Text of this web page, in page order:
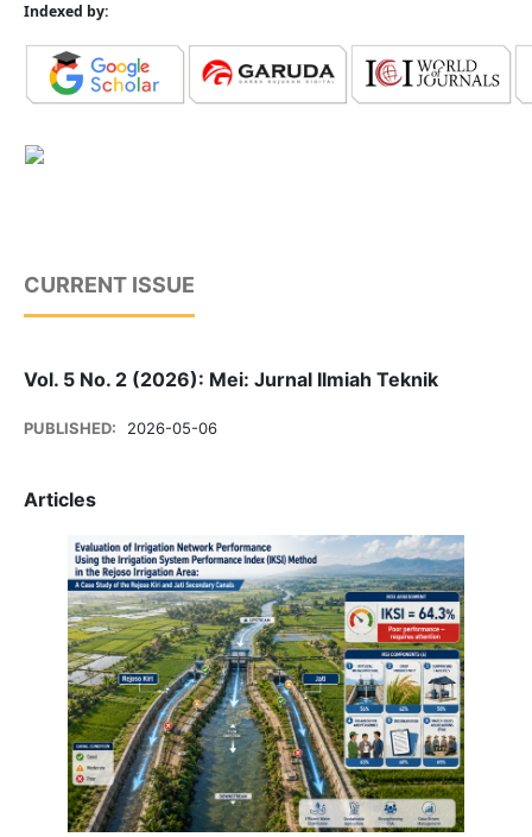
Indexed by:
CURRENT ISSUE
Vol. 5 No. 2 (2026): Mei: Jurnal Ilmiah Teknik
PUBLISHED: 2026-05-06
Articles